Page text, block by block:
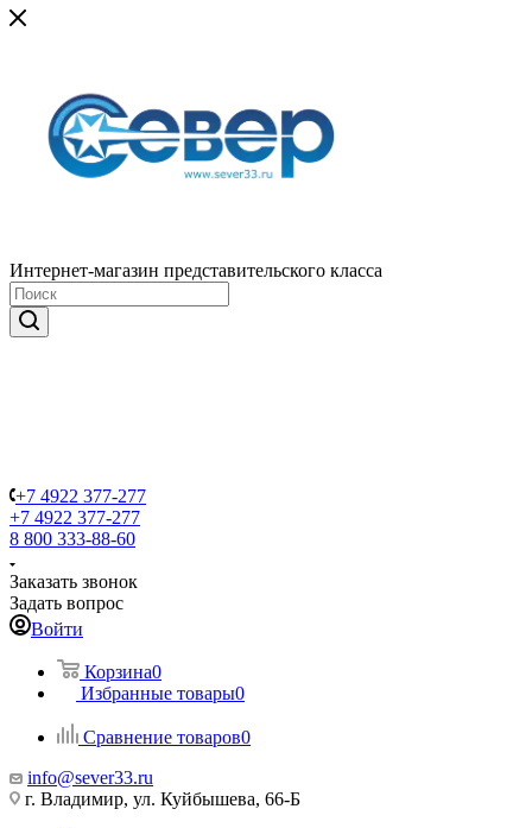
Интернет-магазин представительского класса
+7 4922 377-277
+7 4922 377-277
8 800 333-88-60
Заказать звонок
Задать вопрос
Войти
Корзина0
Избранные товары0
Сравнение товаров0
info@sever33.ru
г. Владимир, ул. Куйбышева, 66-Б